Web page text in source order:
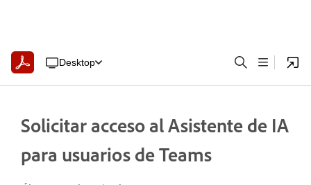
Desktop
Solicitar acceso al Asistente de IA
para usuarios de Teams